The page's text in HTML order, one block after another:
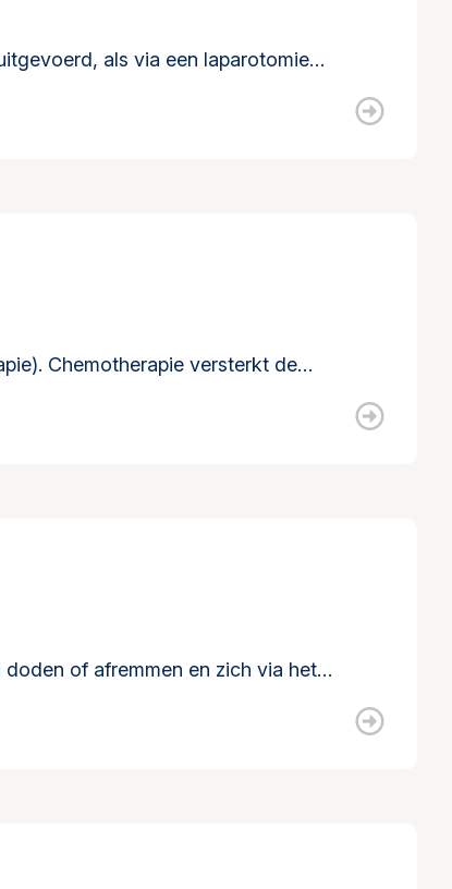
als via een laparotomie…
Chemotherapie versterkt de…
of afremmen en zich via het…